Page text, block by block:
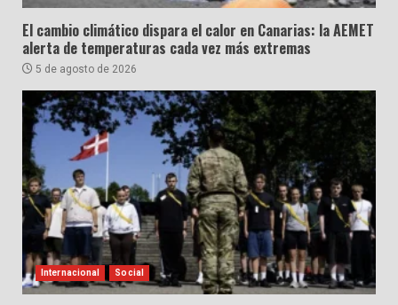
El cambio climático dispara el calor en Canarias: la AEMET
alerta de temperaturas cada vez más extremas
5 de agosto de 2026
Internacional Social